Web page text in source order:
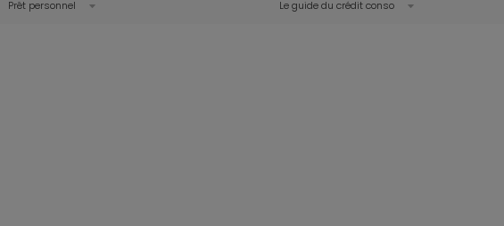
Prêt personnel Le guide du crédit conso